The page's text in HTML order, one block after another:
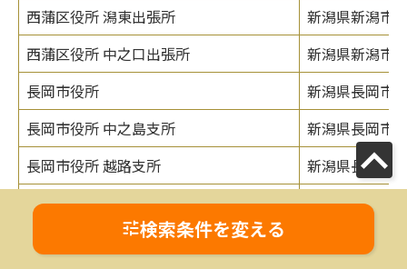
西蒲区役所 潟東出張所
新潟県新潟市
西蒲区役所 中之口出張所
新潟県新潟市
長岡市役所
新潟県長岡市
長岡市役所 中之島支所
新潟県長岡市
長岡市役所 越路支所
新潟県長岡市
長岡市役所 三島支所
新潟県長岡市
長岡市役所 山古志支所
新潟県長岡市
検索条件を変える